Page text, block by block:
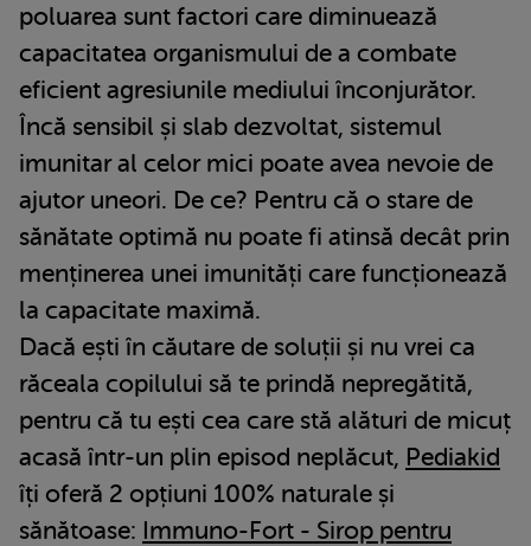
poluarea sunt factori care diminuează
capacitatea organismului de a combate
eficient agresiunile mediului înconjurător.
Încă sensibil și slab dezvoltat, sistemul
imunitar al celor mici poate avea nevoie de
ajutor uneori. De ce? Pentru că o stare de
sănătate optimă nu poate fi atinsă decât prin
menținerea unei imunități care funcționează
la capacitate maximă.
Dacă ești în căutare de soluții și nu vrei ca
răceala copilului să te prindă nepregătită,
pentru că tu ești cea care stă alături de micuț
acasă într-un plin episod neplăcut, Pediakid
îți oferă 2 opțiuni 100% naturale și
sănătoase: Immuno-Fort - Sirop pentru